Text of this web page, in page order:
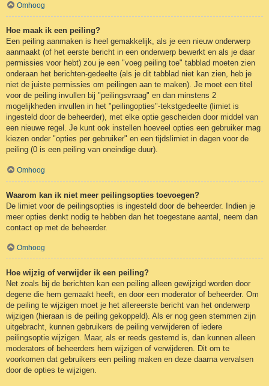
Omhoog
Hoe maak ik een peiling?
Een peiling aanmaken is heel gemakkelijk, als je een nieuw onderwerp
aanmaakt (of het eerste bericht in een onderwerp bewerkt en als je daar
permissies voor hebt) zou je een "voeg peiling toe" tabblad moeten zien
onderaan het berichten-gedeelte (als je dit tabblad niet kan zien, heb je
niet de juiste permissies om peilingen aan te maken). Je moet een titel
voor de peiling invullen bij "peilingsvraag" en dan minstens 2
mogelijkheden invullen in het "peilingopties"-tekstgedeelte (limiet is
ingesteld door de beheerder), met elke optie gescheiden door middel van
een nieuwe regel. Je kunt ook instellen hoeveel opties een gebruiker mag
kiezen onder "opties per gebruiker" en een tijdslimiet in dagen voor de
peiling (0 is een peiling van oneindige duur).
Omhoog
Waarom kan ik niet meer peilingsopties toevoegen?
De limiet voor de peilingsopties is ingesteld door de beheerder. Indien je
meer opties denkt nodig te hebben dan het toegestane aantal, neem dan
contact op met de beheerder.
Omhoog
Hoe wijzig of verwijder ik een peiling?
Net zoals bij de berichten kan een peiling alleen gewijzigd worden door
degene die hem gemaakt heeft, en door een moderator of beheerder. Om
de peiling te wijzigen moet je het allereerste bericht van het onderwerp
wijzigen (hieraan is de peiling gekoppeld). Als er nog geen stemmen zijn
uitgebracht, kunnen gebruikers de peiling verwijderen of iedere
peilingsoptie wijzigen. Maar, als er reeds gestemd is, dan kunnen alleen
moderators of beheerders hem wijzigen of verwijderen. Dit om te
voorkomen dat gebruikers een peiling maken en deze daarna vervalsen
door de opties te wijzigen.